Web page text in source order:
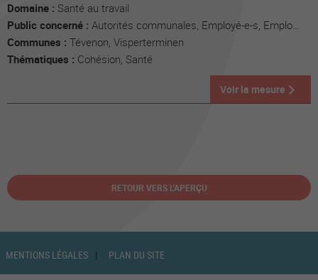
Domaine : Santé au travail
Public concerné : Autorités communales, Employé-e-s, Employeur-e-s
Communes : Tévenon, Visperterminen
Thématiques : Cohésion, Santé
Voir la mesure
RETOUR VERS L'APERÇU
MENTIONS LÉGALES PLAN DU SITE